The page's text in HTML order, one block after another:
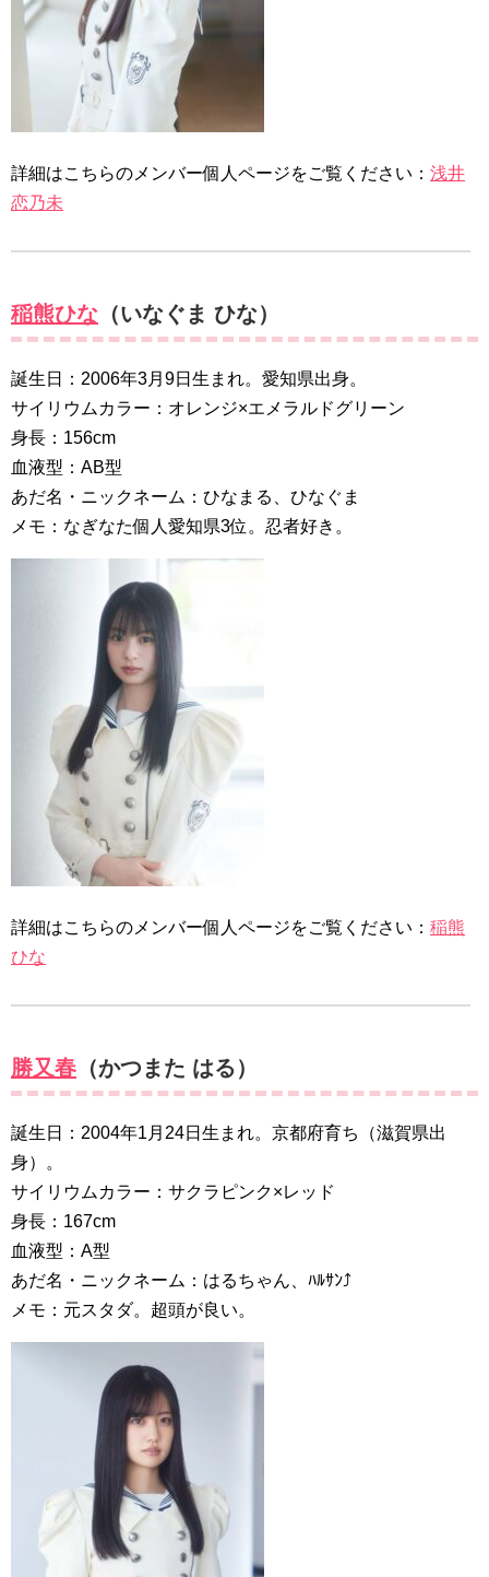
詳細はこちらのメンバー個人ページをご覧ください： 浅井
恋乃未
稲熊ひな （いなぐま ひな）
誕生日：2006年3月9日生まれ。愛知県出身。
サイリウムカラー：オレンジ×エメラルドグリーン
身長：156cm
血液型：AB型
あだ名・ニックネーム：ひなまる、ひなぐま
メモ：なぎなた個人愛知県3位。忍者好き。
詳細はこちらのメンバー個人ページをご覧ください： 稲熊
ひな
勝又春 （かつまた はる）
誕生日：2004年1月24日生まれ。京都府育ち（滋賀県出
身）。
サイリウムカラー：サクラピンク×レッド
身長：167cm
血液型：A型
あだ名・ニックネーム：はるちゃん、ﾊﾙｻﾝ⤴︎︎︎
メモ：元スタダ。超頭が良い。